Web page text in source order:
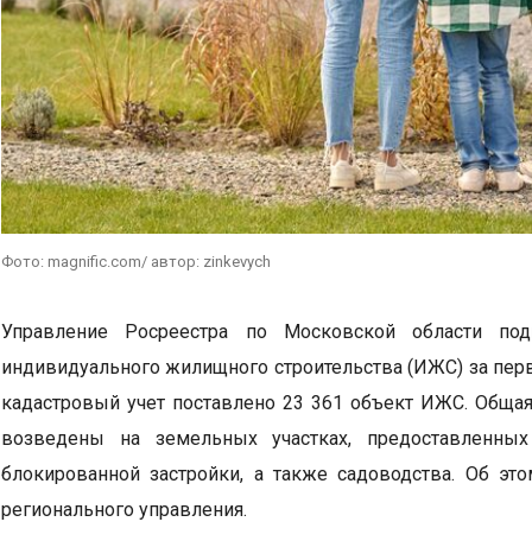
Фото: magnific.com/ автор: zinkevych
Управление Росреестра по Московской области
индивидуального жилищного строительства (ИЖС) за
кадастровый учет поставлено 23 361 объект ИЖС.
возведены на земельных участках,
блокированной застройки, а также садоводства. Об
регионального управления.